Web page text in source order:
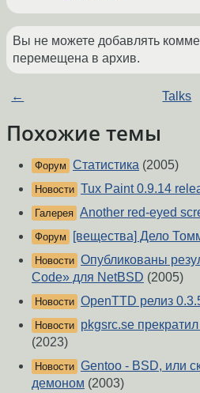
Вы не можете добавлять
перемещена в архив.
← Talks
Похожие темы
Форум Статистика (2005)
Новости Tux Paint 0.9.14
Галерея Another red-eyed
Форум [вещества] Дело
Новости Опубликованы
Code» для NetBSD (2005)
Новости OpenTTD релиз
Новости pkgsrc.se
(2023)
Новости Gentoo - BSD, или
демоном (2003)